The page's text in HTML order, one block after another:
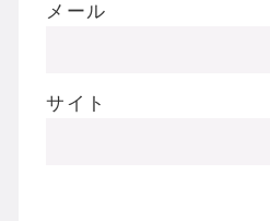
メール
サイト